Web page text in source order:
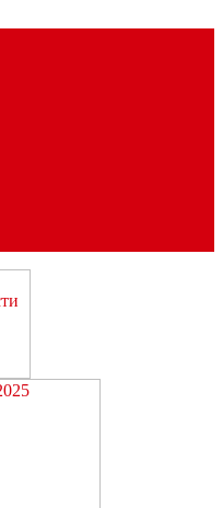
области на сайте